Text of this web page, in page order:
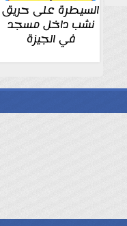
السيطرة على حريق
نشب داخل مسجد
في الجيزة